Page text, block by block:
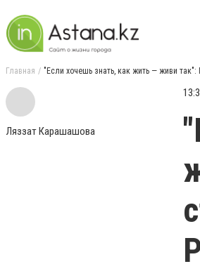
Главная "Если хочешь знать, как жить — живи
Ляззат Карашашова